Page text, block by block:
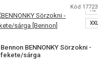
Kód 17723
XXL
XL
Bennon BENNONKY Sörzokni -
fekete/sárga